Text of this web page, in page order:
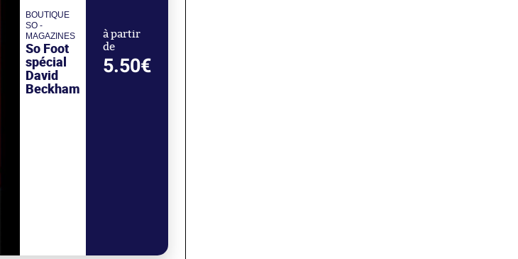
BOUTIQUE
SO -
MAGAZINES
So Foot
spécial
David
Beckham
à partir
de
5.50€